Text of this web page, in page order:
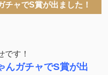
チャでS賞が出ました！
です！
んガチャでS賞が出